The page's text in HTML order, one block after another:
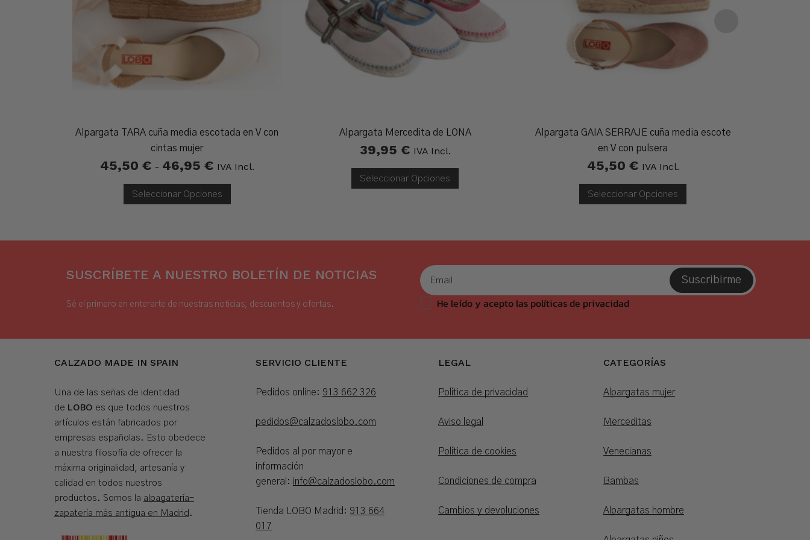
Alpargata TARA cuña media escotada en V con
cintas mujer
45,50 € - 46,95 €Rango
Precios:
Desde
45,50 €
IVA Incl.
Seleccionar Opciones
Alpargata Mercedita de LONA
39,95 € IVA Incl.
Seleccionar Opciones
Alpargata GAIA SERRAJE cuña media escote
en V con pulsera
45,50 € IVA Incl.
Seleccionar Opciones
SUSCRÍBETE A NUESTRO BOLETÍN DE NOTICIAS
Sé el primero en enterarte de nuestras noticias, descuentos y ofertas.
Suscribirme
He leído y acepto las políticas de privacidad
CALZADO MADE IN SPAIN
Una de las señas de identidad
de LOBO es que todos nuestros
artículos están fabricados por
empresas españolas. Esto obedece
a nuestra filosofía de ofrecer la
máxima originalidad, artesanía y
calidad en todos nuestros
productos. Somos la alpagatería-
zapatería más antigua en Madrid .
SERVICIO CLIENTE
Pedidos online: 913 662 326
pedidos@calzadoslobo.com
Pedidos al por mayor e
información
general: info@calzadoslobo.com
Tienda LOBO Madrid: 913 664
017
LEGAL
Política de privacidad
Aviso legal
Política de cookies
Condiciones de compra
Cambios y devoluciones
CATEGORÍAS
Alpargatas mujer
Merceditas
Venecianas
Bambas
Alpargatas hombre